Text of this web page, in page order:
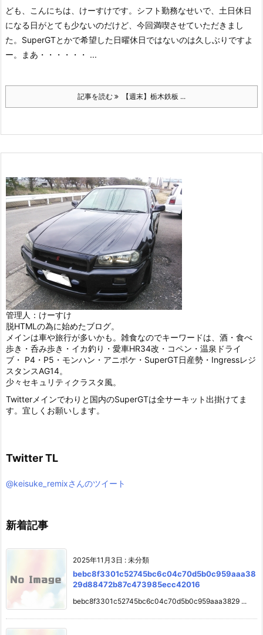
ども、こんにちは、けーすけです。 シフト勤務なせいで、土日休日
になる日がとても少ないのだけど、今回満喫させていただきまし
た。 SuperGTとかで希望した日曜休日ではないのは久しぶりですよ
ー。
まあ・・・・・・ ...
記事を読む 【週末】栃木鉄板 ...
管理人：けーすけ
脱HTMLの為に始めたブログ。
メインは車や旅行が多いかも。雑食なのでキーワードは、酒・食べ
歩き・呑み歩き・イカ釣り・愛車HR34改・コペン・温泉ドライ
ブ・ P4・P5・モンハン・アニポケ・SuperGT日産勢・Ingressレジ
スタンスAG14。
少々セキュリティクラスタ風。
Twitterメインでわりと国内のSuperGTは全サーキット出掛けてま
す。宜しくお願いします。
Twitter TL
@keisuke_remixさんのツイート
新着記事
2025年11月3日 : 未分類
bebc8f3301c52745bc6c04c70d5b0c959aaa38
29d88472b87c473985ecc42016
bebc8f3301c52745bc6c04c70d5b0c959aaa3829 ...